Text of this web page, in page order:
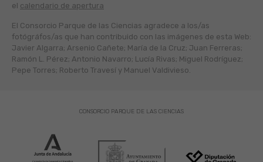
el calendario de apertura
El Consorcio Parque de las Ciencias agradece a los/as
fotógráfos/as que han contribuido con las imágenes de esta Web:
Javier Algarra; Arsenio Cañete; María de la Cruz; Juan Ferreras;
Ramón L. Pérez; Antonio Navarro; Lucía Rivas; Miguel Rodríguez;
Pepe Torres; Roberto Travesí y Manuel Valdivieso.
CONSORCIO PARQUE DE LAS CIENCIAS